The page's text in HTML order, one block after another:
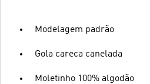
Modelagem padrão
Gola careca canelada
Moletinho 100% algodão